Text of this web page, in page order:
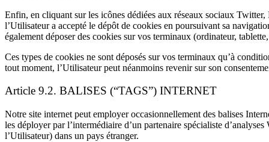
Enfin, en cliquant sur les icônes dédiées aux réseaux sociaux
l’Utilisateur a accepté le dépôt de cookies en poursuivant sa
également déposer des cookies sur vos terminaux (ordinateur,
Ces types de cookies ne sont déposés sur vos terminaux qu’à
tout moment, l’Utilisateur peut néanmoins revenir sur son
Article 9.2. BALISES (“TAGS”) INTERNET
Notre site internet peut employer occasionnellement des balises
les déployer par l’intermédiaire d’un partenaire spécialiste
l’Utilisateur) dans un pays étranger.